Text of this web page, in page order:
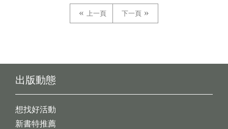
上一頁 下一頁
出版動態
想找好活動
新書特推薦